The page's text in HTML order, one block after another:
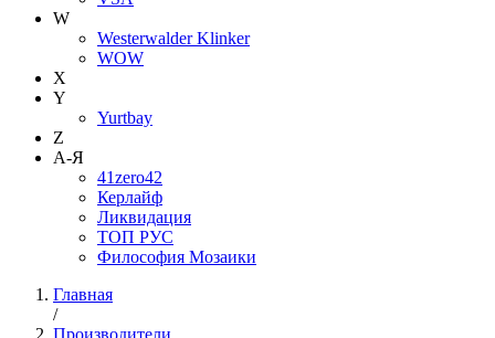
W
Westerwalder Klinker
WOW
X
Y
Yurtbay
Z
А-Я
41zero42
Керлайф
Ликвидация
ТОП РУС
Философия Мозаики
Главная
/
Производители